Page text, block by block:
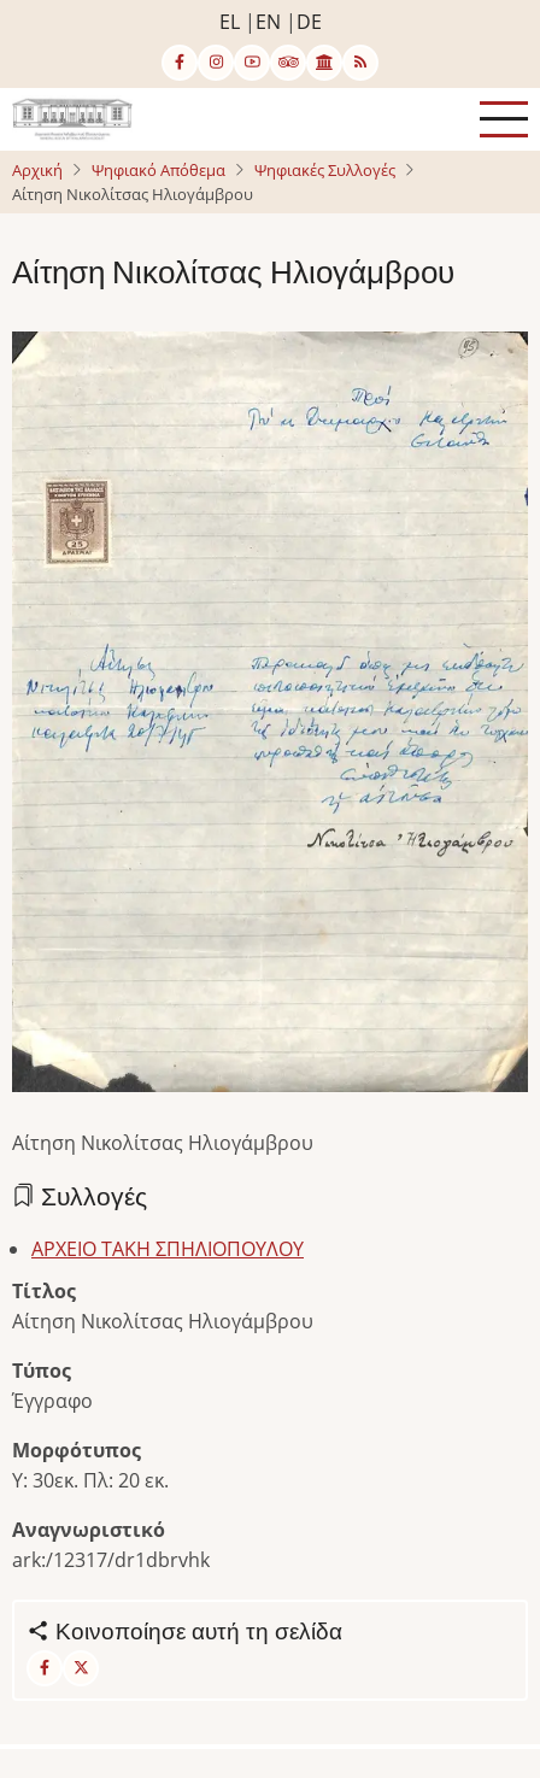
κυρίως
περιεχόμενο
EL EN DE
Αρχική Ψηφιακό Απόθεμα
Ψηφιακές Συλλογές
Αίτηση Νικολίτσας Ηλιογάμβρου
Αίτηση Νικολίτσας Ηλιογάμβρου
Image
Αίτηση Νικολίτσας Ηλιογάμβρου
Συλλογές
ΑΡΧΕΙΟ ΤΑΚΗ ΣΠΗΛΙΟΠΟΥΛΟΥ
Τίτλος
Αίτηση Νικολίτσας Ηλιογάμβρου
Τύπος
Έγγραφο
Μορφότυπος
Υ: 30εκ. Πλ: 20 εκ.
Αναγνωριστικό
ark:/12317/dr1dbrvhk
Κοινοποίησε αυτή τη σελίδα